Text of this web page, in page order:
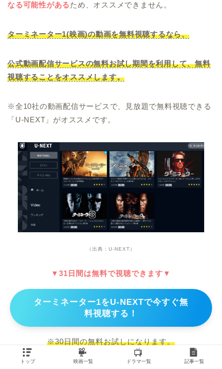
なる可能性があるため、オススメできません。
ターミネーター1(映画)の動画を無料視聴するなら、
公式動画配信サービスの無料お試し期間を利用して、無料
視聴することをオススメします。
※全10社の動画配信サービスで、見放題で無料視聴できる
「U-NEXT」がオススメです。
（出典：U-NEXT）
▼31日間は無料で視聴できます▼
ターミネーター1をU-NEXTで今すぐ無
料視聴する！
※30日間の無料お試しになります。
無料期間の解約で、料金発生しません。
トップ 映画一覧 ドラマ一覧 記事一覧